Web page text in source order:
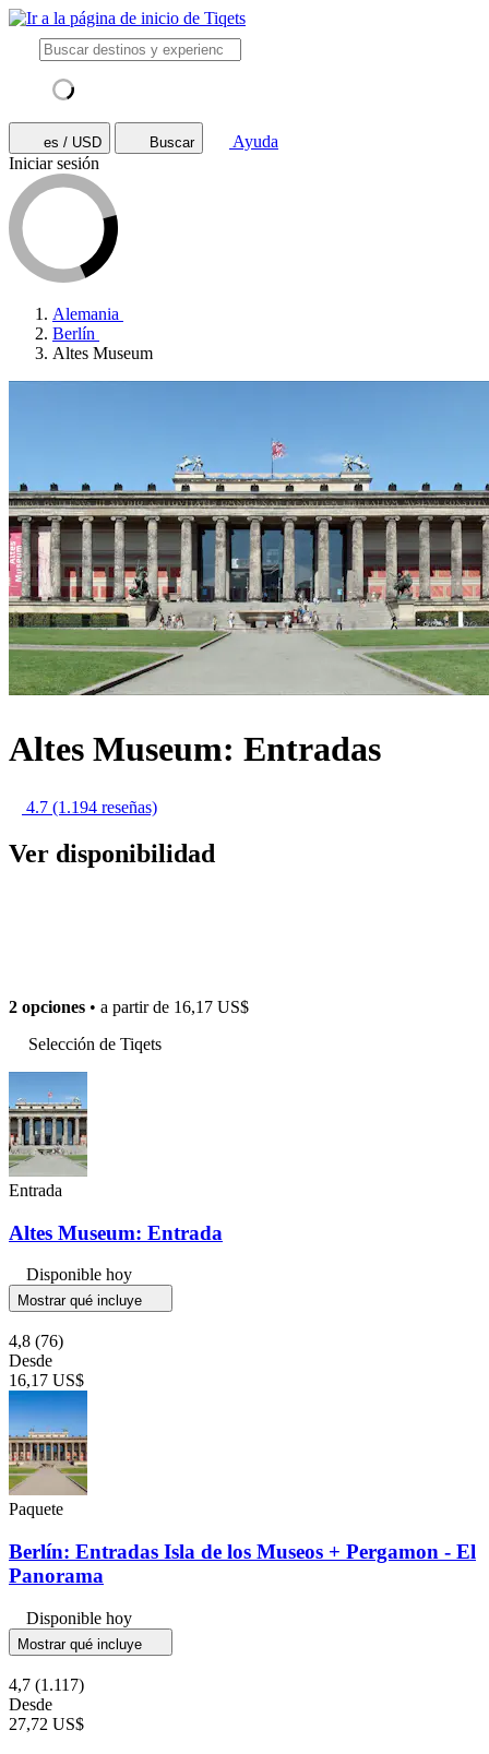
es / USD Buscar
Ayuda
Iniciar sesión
Alemania
Berlín
Altes Museum
Altes Museum: Entradas
4.7 (1.194 reseñas)
Ver disponibilidad
2 opciones • a partir de 16,17 US$
Selección de Tiqets
Entrada
Altes Museum: Entrada
Disponible hoy
Mostrar qué incluye
4,8 (76)
Desde
16,17 US$
Paquete
Berlín: Entradas Isla de los Museos + Pergamon - El
Panorama
Disponible hoy
Mostrar qué incluye
4,7 (1.117)
Desde
27,72 US$